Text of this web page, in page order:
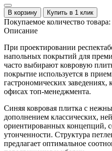
В корзину Купить в 1 клик
Покупаемое количество товара:
Описание
При проектировании
напольных покрытий для
часто выбирают ковровую
покрытие используется в
гастрономических
офисах топ-менеджмента.
Синяя ковровая плитка с
дополнением классических,
ориентированных концепций,
утонченности. Структура
предлагает оптимальное